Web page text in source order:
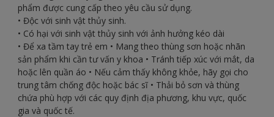
phẩm được cung cấp theo yêu cầu sử dụng.
• Độc với sinh vật thủy sinh.
• Có hại với sinh vật thủy sinh với ảnh hưởng kéo dài
• Để xa tầm tay trẻ em • Mang theo thùng sơn hoặc nhãn
sản phẩm khi cần tư vấn y khoa • Tránh tiếp xúc với mắt, da
hoặc lên quần áo • Nếu cảm thấy không khỏe, hãy gọi cho
trung tâm chống độc hoặc bác sĩ • Thải bỏ sơn và thùng
chứa phù hợp với các quy định địa phương, khu vực, quốc
gia và quốc tế.